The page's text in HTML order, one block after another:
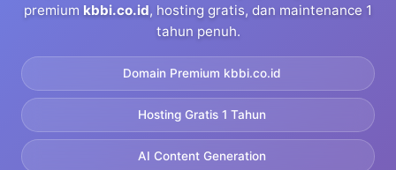
premium kbbi.co.id, hosting gratis, dan maintenance 1
tahun penuh.
Domain Premium kbbi.co.id
Hosting Gratis 1 Tahun
AI Content Generation